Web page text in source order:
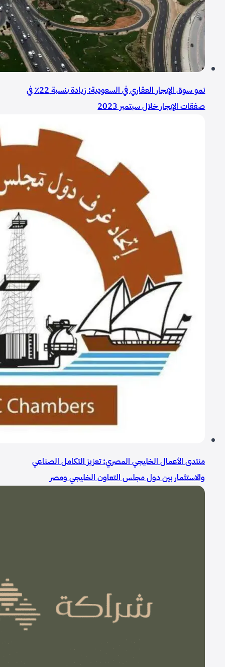
نمو سوق الإيجار العقاري في السعودية: زيادة بنسبة 22٪ في
صفقات الإيجار خلال سبتمبر 2023
منتدى الأعمال الخليجي المصري: تعزيز التكامل الصناعي
والاستثمار بين دول مجلس التعاون الخليجي ومصر